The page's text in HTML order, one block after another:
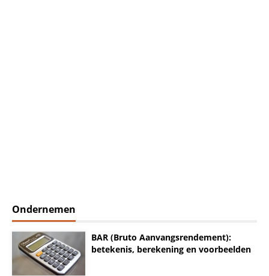
Ondernemen
BAR (Bruto Aanvangsrendement):
betekenis, berekening en voorbeelden